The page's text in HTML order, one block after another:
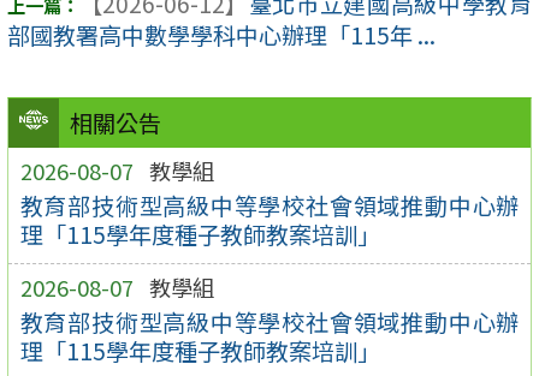
相關公告
2026-08-07 教學組
教育部技術型高級中等學校社會領域推動中心辦
理「115學年度種子教師教案培訓」
2026-08-07 教學組
教育部技術型高級中等學校社會領域推動中心辦
理「115學年度種子教師教案培訓」
部國教署高中數學學科中心辦理「115年 ...